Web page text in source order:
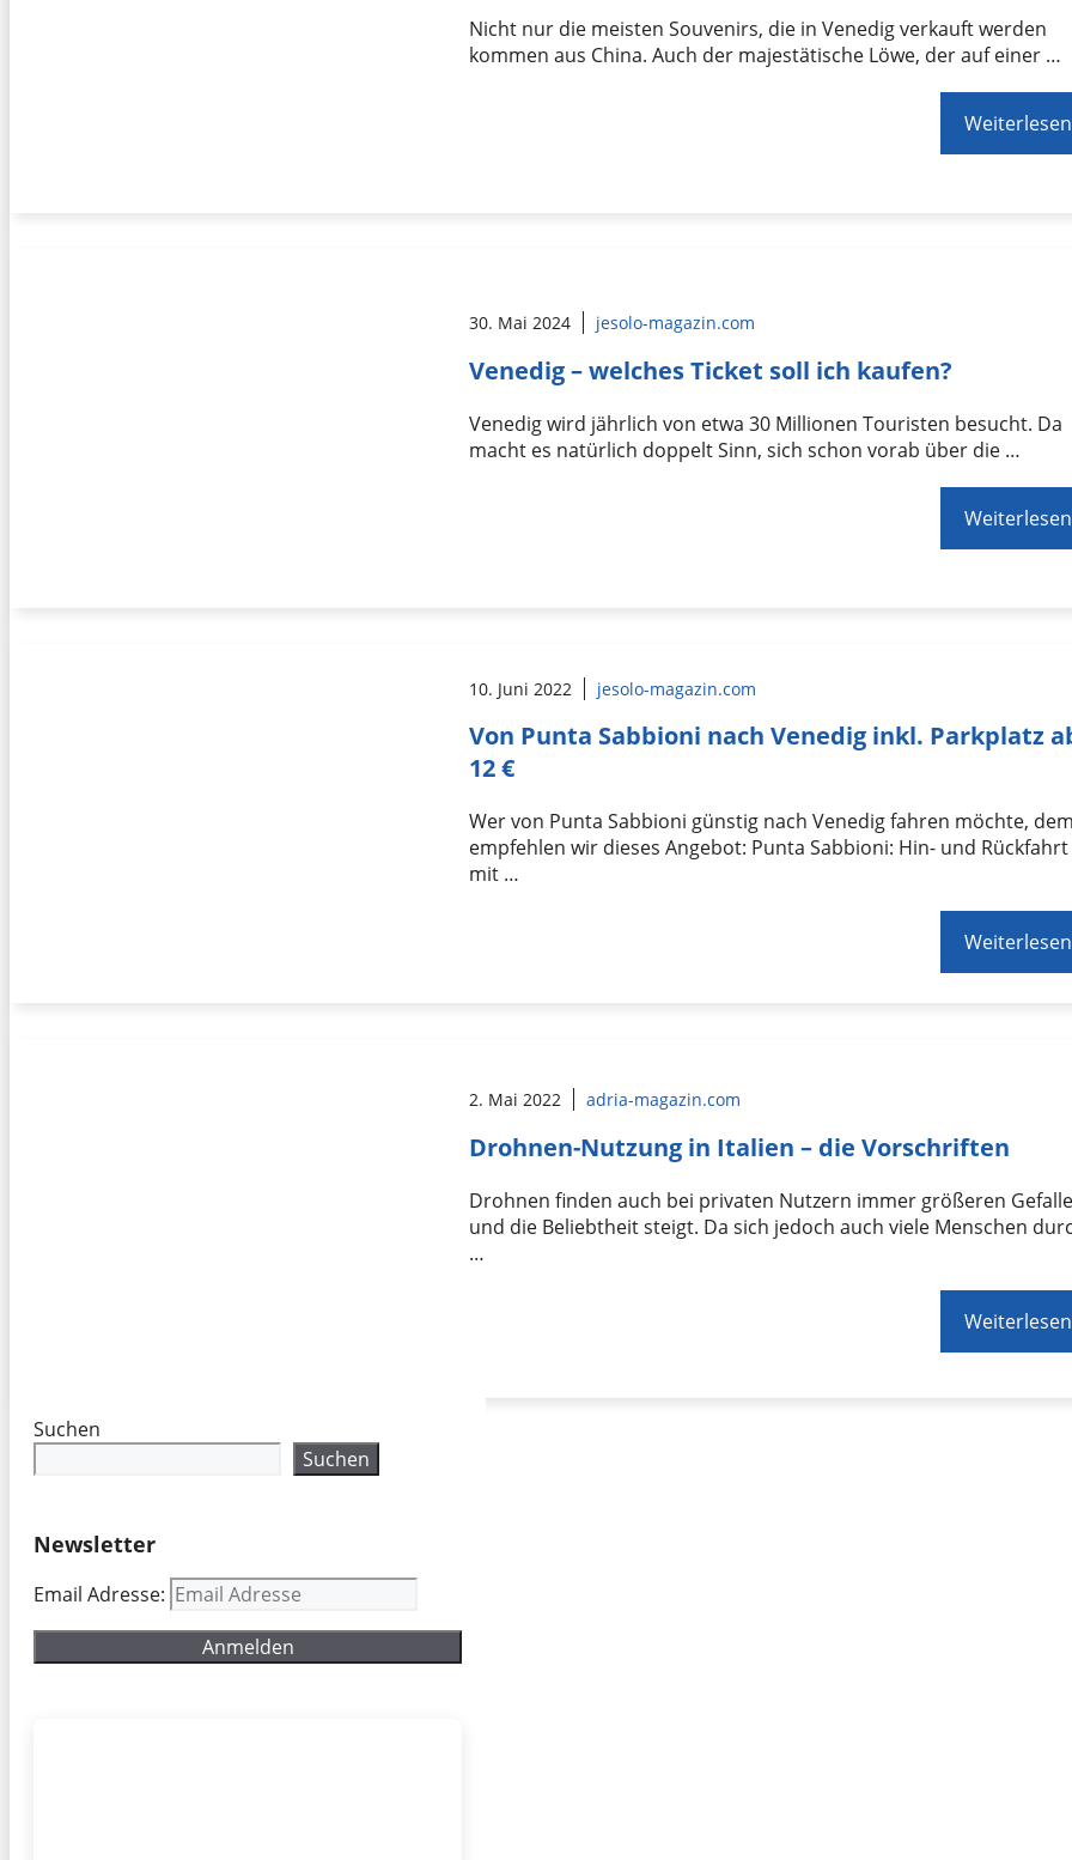
Nicht nur die meisten Souvenirs, die in Venedig verkauft werden
kommen aus China. Auch der majestätische Löwe, der auf einer …
Weiterlesen
30. Mai 2024 jesolo-magazin.com
Venedig – welches Ticket soll ich kaufen?
Venedig wird jährlich von etwa 30 Millionen Touristen besucht. Da
macht es natürlich doppelt Sinn, sich schon vorab über die …
Weiterlesen
10. Juni 2022 jesolo-magazin.com
Von Punta Sabbioni nach Venedig inkl. Parkplatz
12 €
Wer von Punta Sabbioni günstig nach Venedig fahren möchte,
empfehlen wir dieses Angebot: Punta Sabbioni: Hin- und Rückfahrt
mit …
Weiterlesen
2. Mai 2022 adria-magazin.com
Drohnen-Nutzung in Italien – die Vorschriften
Drohnen finden auch bei privaten Nutzern immer größeren
und die Beliebtheit steigt. Da sich jedoch auch viele Menschen
…
Weiterlesen
Suchen
Suchen
Newsletter
Email Adresse: